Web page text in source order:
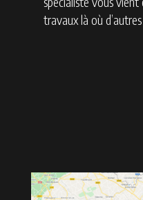
travaux là où